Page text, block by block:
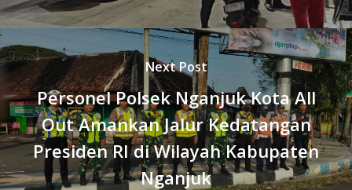
Next Post
Personel Polsek Nganjuk Kota All
Out Amankan Jalur Kedatangan
Presiden RI di Wilayah Kabupaten
Nganjuk